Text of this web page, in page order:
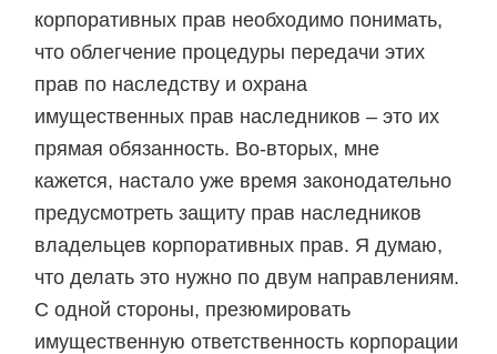
корпоративных прав необходимо понимать,
что облегчение процедуры передачи этих
прав по наследству и охрана
имущественных прав наследников – это их
прямая обязанность. Во-вторых, мне
кажется, настало уже время законодательно
предусмотреть защиту прав наследников
владельцев корпоративных прав. Я думаю,
что делать это нужно по двум направлениям.
С одной стороны, презюмировать
имущественную ответственность корпорации